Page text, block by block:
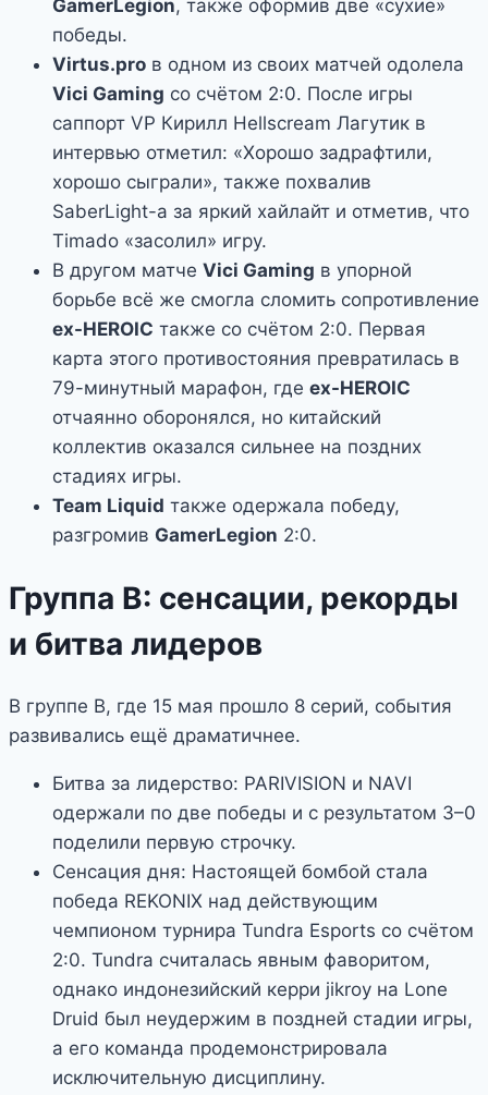
GamerLegion, также оформив две «сухие»
победы.
Virtus.pro в одном из своих матчей одолела
Vici Gaming со счётом 2:0. После игры
саппорт VP Кирилл Hellscream Лагутик в
интервью отметил: «Хорошо задрафтили,
хорошо сыграли», также похвалив
SaberLight-а за яркий хайлайт и отметив, что
Timado «засолил» игру.
В другом матче Vici Gaming в упорной
борьбе всё же смогла сломить сопротивление
ex-HEROIC также со счётом 2:0. Первая
карта этого противостояния превратилась в
79-минутный марафон, где ex-HEROIC
отчаянно оборонялся, но китайский
коллектив оказался сильнее на поздних
стадиях игры.
Team Liquid также одержала победу,
разгромив GamerLegion 2:0.
Группа В: сенсации, рекорды
и битва лидеров
В группе B, где 15 мая прошло 8 серий, события
развивались ещё драматичнее.
Битва за лидерство: PARIVISION и NAVI
одержали по две победы и с результатом 3–0
поделили первую строчку.
Сенсация дня: Настоящей бомбой стала
победа REKONIX над действующим
чемпионом турнира Tundra Esports со счётом
2:0. Tundra считалась явным фаворитом,
однако индонезийский керри jikroy на Lone
Druid был неудержим в поздней стадии игры,
а его команда продемонстрировала
исключительную дисциплину.